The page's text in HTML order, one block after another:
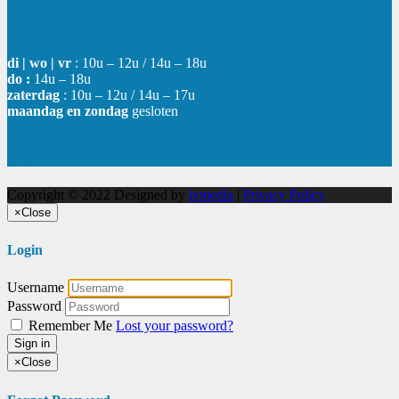
di | wo | vr : 10u – 12u / 14u – 18u
do : 14u – 18u
zaterdag : 10u – 12u / 14u – 17u
maandag en zondag gesloten
Copyright © 2022 Designed by ivmedia | Privacy Policy
×Close
Login
Username
Password
Remember Me Lost your password?
Sign in
×Close